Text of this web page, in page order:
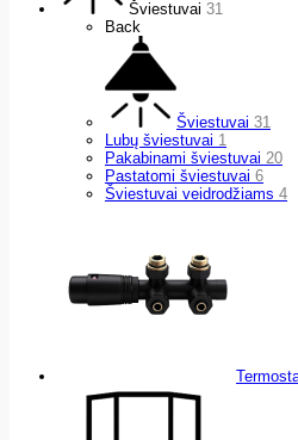
Šviestuvai 31
Back
Šviestuvai 31
Lubų šviestuvai 1
Pakabinami šviestuvai 20
Pastatomi šviestuvai 6
Šviestuvai veidrodžiams 4